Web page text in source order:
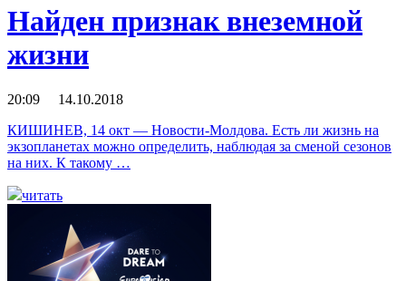
Найден признак внеземной
жизни
20:09 14.10.2018
КИШИНЕВ, 14 окт — Новости-Молдова. Есть ли жизнь на
экзопланетах можно определить, наблюдая за сменой сезонов
на них. К такому …
читать